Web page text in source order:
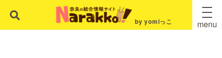
by yomiっこ menu